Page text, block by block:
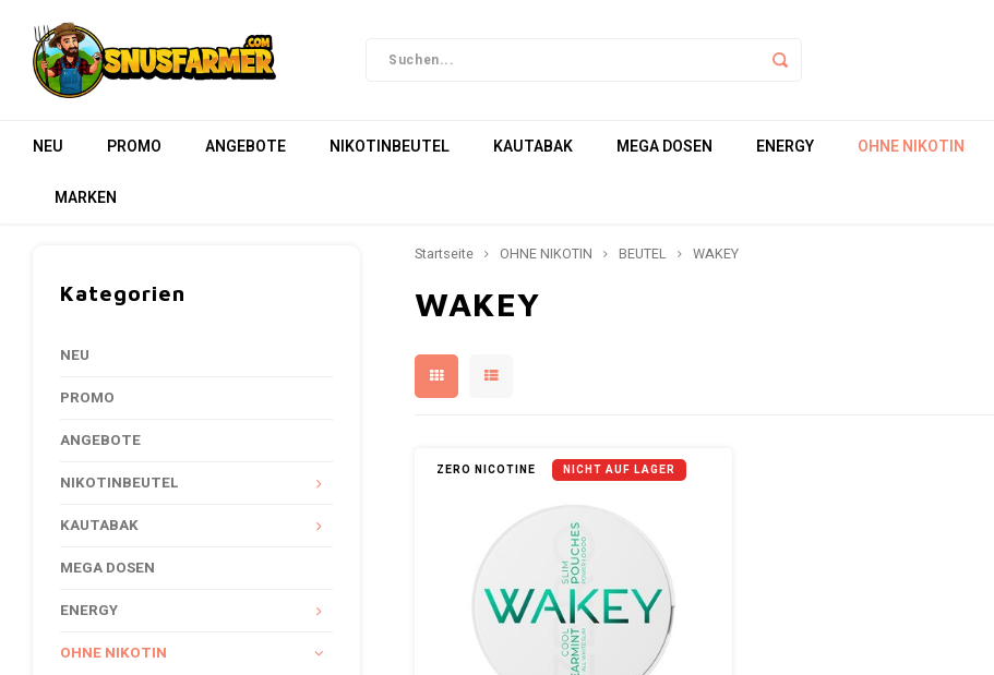
NEU PROMO ANGEBOTE NIKOTINBEUTEL KAUTABAK MEGA DOSEN ENERGY OHNE NIKOTIN
MARKEN
Kategorien
NEU
PROMO
ANGEBOTE
NIKOTINBEUTEL
KAUTABAK
MEGA DOSEN
ENERGY
OHNE NIKOTIN
Startseite OHNE NIKOTIN BEUTEL WAKEY
WAKEY
ZERO NICOTINE NICHT AUF LAGER